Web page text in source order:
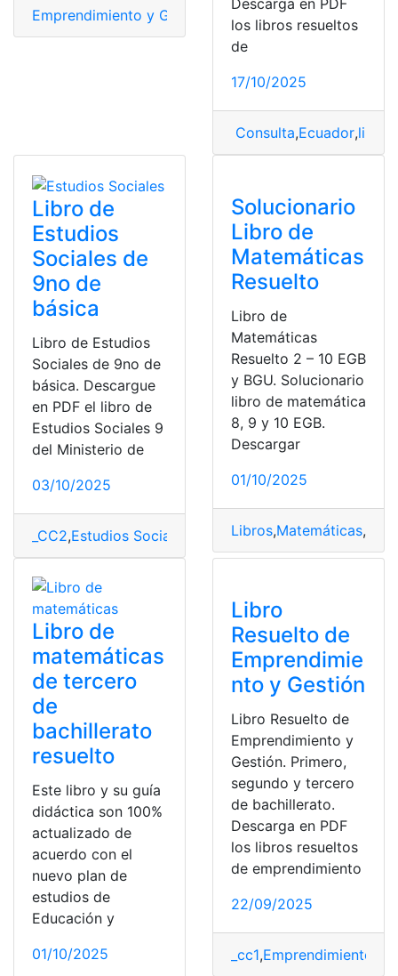
Emprendimiento y Gestión Libros,Ministerio de
Descarga en PDF
los libros resueltos
de
17/10/2025
Consulta,Ecuador,libro
Libro de
Estudios
Sociales de
9no de
básica
Libro de Estudios
Sociales de 9no de
básica. Descargue
en PDF el libro de
Estudios Sociales 9
del Ministerio de
03/10/2025
_CC2,Estudios Sociales ,libro,Mineduc,
Solucionario
Libro de
Matemáticas
Resuelto
Libro de
Matemáticas
Resuelto 2 – 10 EGB
y BGU. Solucionario
libro de matemática
8, 9 y 10 EGB.
Descargar
01/10/2025
Libros,Matemáticas,
Libro de
matemáticas
de tercero
de
bachillerato
resuelto
Este libro y su guía
didáctica son 100%
actualizado de
acuerdo con el
nuevo plan de
estudios de
Educación y
01/10/2025
Libro
Resuelto de
Emprendimie
nto y Gestión
Libro Resuelto de
Emprendimiento y
Gestión. Primero,
segundo y tercero
de bachillerato.
Descarga en PDF
los libros resueltos
de emprendimiento
22/09/2025
_cc1,Emprendimiento y